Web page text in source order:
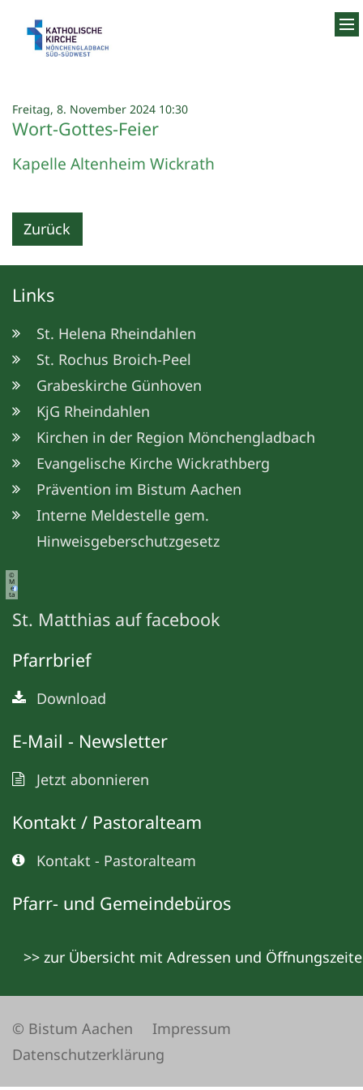
Freitag, 8. November 2024 10:30:
Wort-Gottes-Feier
Kapelle Altenheim Wickrath
Zurück
Links
St. Helena Rheindahlen
St. Rochus Broich-Peel
Grabeskirche Günhoven
KjG Rheindahlen
Kirchen in der Region Mönchengladbach
Evangelische Kirche Wickrathberg
Prävention im Bistum Aachen
Interne Meldestelle gem.
Hinweisgeberschutzgesetz
©
M
e
ta
St. Matthias auf facebook
Pfarrbrief
Download
E-Mail - Newsletter
Jetzt abonnieren
Kontakt / Pastoralteam
Kontakt - Pastoralteam
Pfarr- und Gemeindebüros
>> zur Übersicht mit Adressen und
© Bistum Aachen
Impressum
Datenschutzerklärung